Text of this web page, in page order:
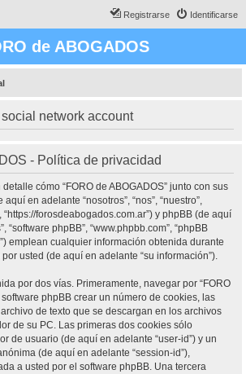
Identificarse
Registrarse
de ABOGADOS
network account
- Política de privacidad
cómo “FORO de ABOGADOS” junto con sus
en adelante “nosotros”, “nos”, “nuestro”,
“https://forosdeabogados.com.ar”) y phpBB (de aquí
“software phpBB”, “www.phpbb.com”, “phpBB
emplean cualquier información obtenida durante
usted (de aquí en adelante “su información”).
por dos vías. Primeramente, navegar por “FORO
software phpBB crear un número de cookies, las
de texto que se descargan en los archivos
de su PC. Las primeras dos cookies sólo
de usuario (de aquí en adelante “user-id”) y un
(de aquí en adelante “session-id”),
a usted por el software phpBB. Una tercera